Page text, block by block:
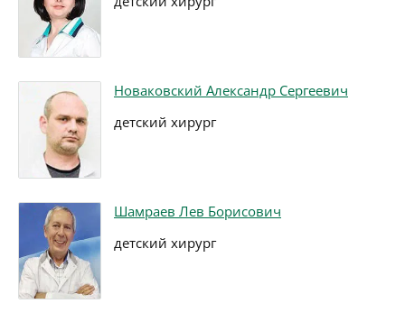
Новаковский Александр Сергеевич
детский хирург
Шамраев Лев Борисович
детский хирург